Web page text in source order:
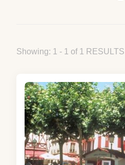
Showing: 1 - 1 of 1 RESULTS